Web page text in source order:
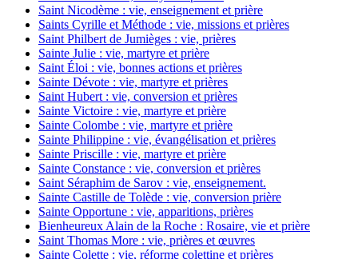
Saint Nicodème : vie, enseignement et prière
Saints Cyrille et Méthode : vie, missions et prières
Saint Philbert de Jumièges : vie, prières
Sainte Julie : vie, martyre et prière
Saint Éloi : vie, bonnes actions et prières
Sainte Dévote : vie, martyre et prières
Saint Hubert : vie, conversion et prières
Sainte Victoire : vie, martyre et prière
Sainte Colombe : vie, martyre et prière
Sainte Philippine : vie, évangélisation et prières
Sainte Priscille : vie, martyre et prière
Sainte Constance : vie, conversion et prières
Saint Séraphim de Sarov : vie, enseignement.
Sainte Castille de Tolède : vie, conversion prière
Sainte Opportune : vie, apparitions, prières
Bienheureux Alain de la Roche : Rosaire, vie et prière
Saint Thomas More : vie, prières et œuvres
Sainte Colette : vie, réforme colettine et prières